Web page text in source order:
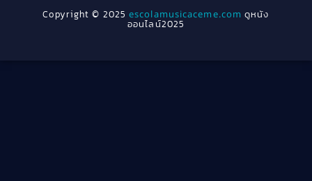
Cult Film(4)
1940
Copyright © 2025escolamusicaceme.com ดูหนัง
ออนไลน์2025